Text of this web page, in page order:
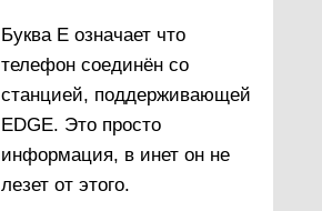
Буква Е означает что
телефон соединён со
станцией, поддерживающей
EDGE. Это просто
информация, в инет он не
лезет от этого.